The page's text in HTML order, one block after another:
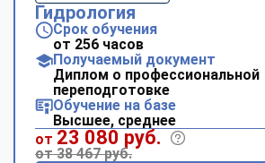
Гидрология
Срок обучения
от 256 часов
Получаемый документ
Диплом о профессиональной
переподготовке
Обучение на базе
Высшее, среднее
от 23 080 руб.
от 38 467 руб.